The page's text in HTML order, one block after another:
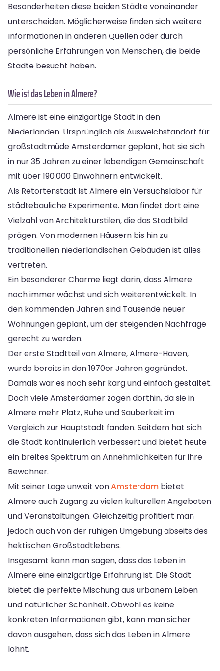
Besonderheiten diese beiden Städte voneinander
unterscheiden. Möglicherweise finden sich weitere
Informationen in anderen Quellen oder durch
persönliche Erfahrungen von Menschen, die beide
Städte besucht haben.
Wie ist das Leben in Almere?
Almere ist eine einzigartige Stadt in den
Niederlanden. Ursprünglich als Ausweichstandort für
großstadtmüde Amsterdamer geplant, hat sie sich
in nur 35 Jahren zu einer lebendigen Gemeinschaft
mit über 190.000 Einwohnern entwickelt.
Als Retortenstadt ist Almere ein Versuchslabor für
städtebauliche Experimente. Man findet dort eine
Vielzahl von Architekturstilen, die das Stadtbild
prägen. Von modernen Häusern bis hin zu
traditionellen niederländischen Gebäuden ist alles
vertreten.
Ein besonderer Charme liegt darin, dass Almere
noch immer wächst und sich weiterentwickelt. In
den kommenden Jahren sind Tausende neuer
Wohnungen geplant, um der steigenden Nachfrage
gerecht zu werden.
Der erste Stadtteil von Almere, Almere-Haven,
wurde bereits in den 1970er Jahren gegründet.
Damals war es noch sehr karg und einfach gestaltet.
Doch viele Amsterdamer zogen dorthin, da sie in
Almere mehr Platz, Ruhe und Sauberkeit im
Vergleich zur Hauptstadt fanden. Seitdem hat sich
die Stadt kontinuierlich verbessert und bietet heute
ein breites Spektrum an Annehmlichkeiten für ihre
Bewohner.
Mit seiner Lage unweit vonAmsterdam bietet
Almere auch Zugang zu vielen kulturellen Angeboten
und Veranstaltungen. Gleichzeitig profitiert man
jedoch auch von der ruhigen Umgebung abseits des
hektischen Großstadtlebens.
Insgesamt kann man sagen, dass das Leben in
Almere eine einzigartige Erfahrung ist. Die Stadt
bietet die perfekte Mischung aus urbanem Leben
und natürlicher Schönheit. Obwohl es keine
konkreten Informationen gibt, kann man sicher
davon ausgehen, dass sich das Leben in Almere
lohnt.